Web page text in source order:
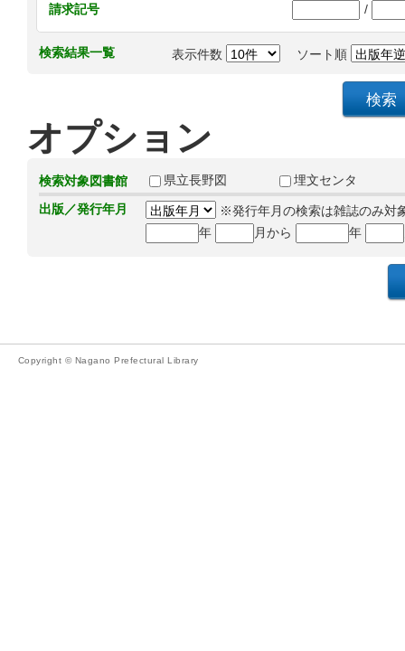
請求記号
/
検索結果一覧 表示件数 ソート順
オプション
検索対象図書館 県立長野図
埋文センタ
出版／発行年月
※発行年月の検索は雑誌のみ対
年
月から 年
Copyright © Nagano Prefectural Library